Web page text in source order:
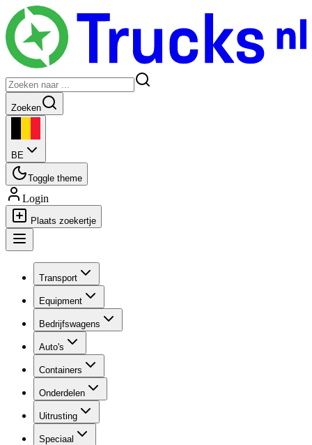
Zoeken
BE
Toggle theme
Login
Plaats zoekertje
Transport
Equipment
Bedrijfswagens
Auto's
Containers
Onderdelen
Uitrusting
Speciaal